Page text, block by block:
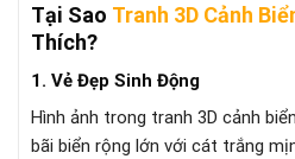
Tại Sao Tranh 3D Cảnh
Thích?
1. Vẻ Đẹp Sinh Động
Hình ảnh trong tranh 3D cảnh
bãi biển rộng lớn với cát trắng